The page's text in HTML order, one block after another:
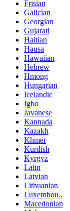
Frisian
Galician
Georgian
Gujarati
Haitian
Hausa
Hawaiian
Hebrew
Hmong
Hungarian
Icelandic
Igbo
Javanese
Kannada
Kazakh
Khmer
Kurdish
Kyrgyz
Latin
Latvian
Lithuanian
Luxembou..
Macedonian